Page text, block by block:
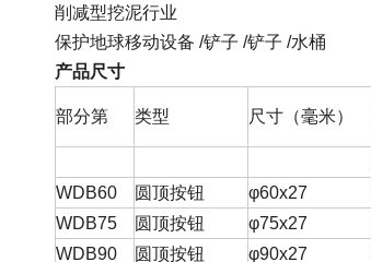
削减型挖泥行业
保护地球移动设备 /铲子 /铲子 /水桶
产品尺寸
部分第 类型 尺寸（毫米）
WDB60
圆顶按钮 φ60x27
WDB75
圆顶按钮 φ75x27
WDB90
圆顶按钮 φ90x27